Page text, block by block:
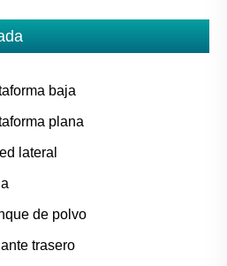
baja
plana
lateral
de polvo
trasero